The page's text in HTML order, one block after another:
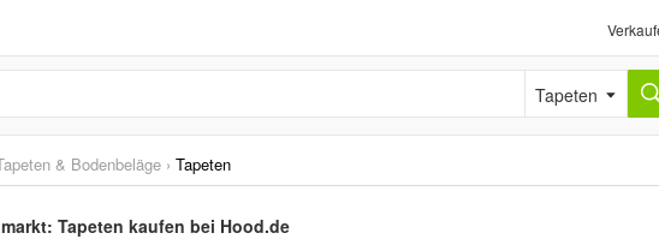
Tapeten
& Bodenbeläge › Tapeten
Tapeten kaufen bei Hood.de